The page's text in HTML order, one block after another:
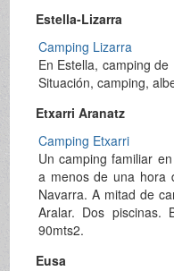
Estella-Lizarra
Camping Lizarra
En Estella, camping
Situación, camping,
Etxarri Aranatz
Camping Etxarri
Un camping familiar
a menos de una hora
Navarra. A mitad de
Aralar. Dos piscinas.
90mts2.
Eusa